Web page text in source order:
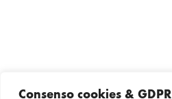
Consenso cookies & GDPR